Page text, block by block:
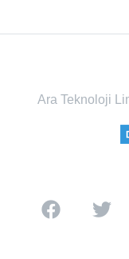
Ara Teknoloji